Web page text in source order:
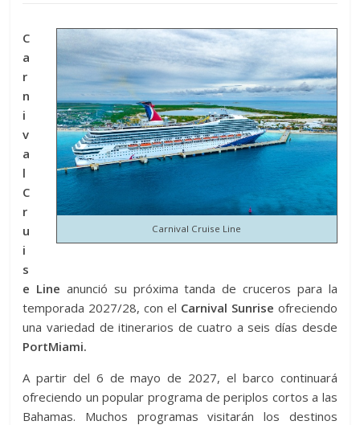
Carnival Cruise Line
C
a
r
n
i
v
a
l
C
r
u
i
s
e Line anunció su próxima tanda de cruceros para la
temporada 2027/28, con el Carnival Sunrise ofreciendo
una variedad de itinerarios de cuatro a seis días desde
PortMiami.
A partir del 6 de mayo de 2027, el barco continuará
ofreciendo un popular programa de periplos cortos a las
Bahamas. Muchos programas visitarán los destinos